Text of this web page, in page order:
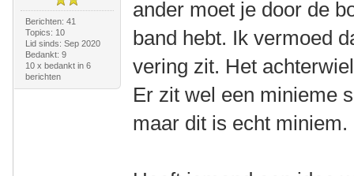
Berichten: 41
Topics: 10
Lid sinds: Sep 2020
Bedankt: 9
10 x bedankt in 6
berichten
ander moet je door de
band hebt. Ik vermoed
vering zit. Het
Er zit wel een minieme
maar dit is echt miniem.